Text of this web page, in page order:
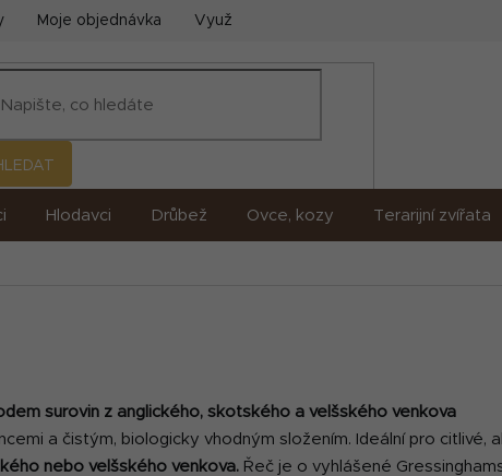
Moje objednávka Využití umělé inteligence (AI)
Hlodavci Drůbež Ovce, kozy Terarijní zvířata
surovin z anglického, skotského a velšského venkova
a čistým, biologicky vhodným složením. Ideální pro citlivé,
nebo velšského venkova. Řeč je o vyhlášené